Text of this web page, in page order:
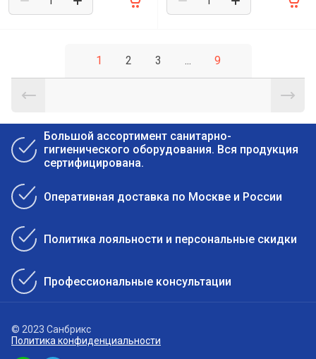
1 2 3 ... 9
Большой ассортимент санитарно-
гигиенического оборудования. Вся продукция
сертифицирована.
Оперативная доставка по Москве и России
Политика лояльности и персональные скидки
Профессиональные консультации
© 2023 Санбрикс
Политика конфиденциальности